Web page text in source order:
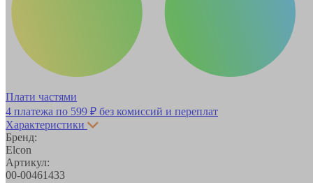
Плати частями
4 платежа по 599 ₽ без комиссий и переплат
Характеристики
Бренд:
Elcon
Артикул:
00-00461433